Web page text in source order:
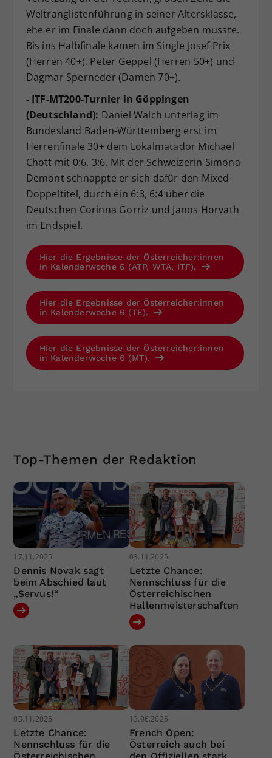
Weltranglistenführung in seiner Altersklasse,
ehe er im Finale dann doch aufgeben musste.
Bis ins Halbfinale kamen im Single Josef Prix
(Herren 40+), Peter Geppel (Herren 50+) und
Dagmar Sperneder (Damen 70+).
- ITF-MT200-Turnier in Göppingen
(Deutschland): Daniel Walch unterlag im
Bundesland Baden-Württemberg erst im
Herrenfinale 30+ dem Lokalmatador Michael
Chott mit 0:6, 3:6. Mit der Schweizerin Simona
Demont schnappte er sich dafür den Mixed-
Doppeltitel, durch ein 6:3, 6:4 über die
Deutschen Corinna Gorriz und Janos Horvath
im Endspiel.
Hier die Ergebnisse der Österreicher:innen
in Kalenderwoche 6 (ATP, WTA, ITF).
Hier die Ergebnisse der Österreicher:innen
in Kalenderwoche 6 (TE).
Hier die Ergebnisse der Österreicher:innen
in Kalenderwoche 6 (MT).
Top-Themen der Redaktion
17.11.2025
Dennis Novak sagt
beim Abschied laut
„Servus!“
03.11.2025
Letzte Chance:
Nennschluss für die
Österreichischen
Hallenmeisterschaften
03.11.2025
Letzte Chance:
Nennschluss für die
13.06.2025
French Open:
Österreich auch bei